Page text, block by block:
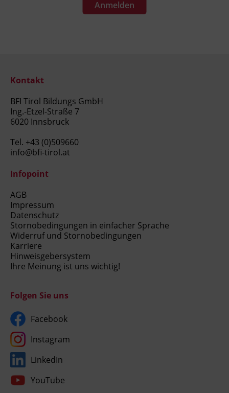
Anmelden
Kontakt
BFI Tirol Bildungs GmbH
Ing.-Etzel-Straße 7
6020 Innsbruck
Tel. +43 (0)509660
info@bfi-tirol.at
Infopoint
AGB
Impressum
Datenschutz
Stornobedingungen in einfacher Sprache
Widerruf und Stornobedingungen
Karriere
Hinweisgebersystem
Ihre Meinung ist uns wichtig!
Folgen Sie uns
Facebook
Instagram
LinkedIn
YouTube